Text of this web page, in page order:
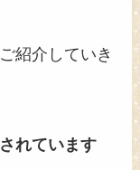
紹介していき
れています